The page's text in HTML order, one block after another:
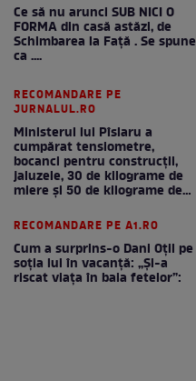
Ce să nu arunci SUB NICI O
FORMA din casă astăzi, de
Schimbarea la Față . Se spune
ca ....
RECOMANDARE PE
JURNALUL.RO
Ministerul lui Pîslaru a
cumpărat tensiometre,
bocanci pentru construcții,
jaluzele, 30 de kilograme de
miere și 50 de kilograme de
RECOMANDARE PE A1.RO
Cum a surprins-o Dani Oțil pe
soția lui în vacanță: „Și-a
riscat viața în baia fetelor”: